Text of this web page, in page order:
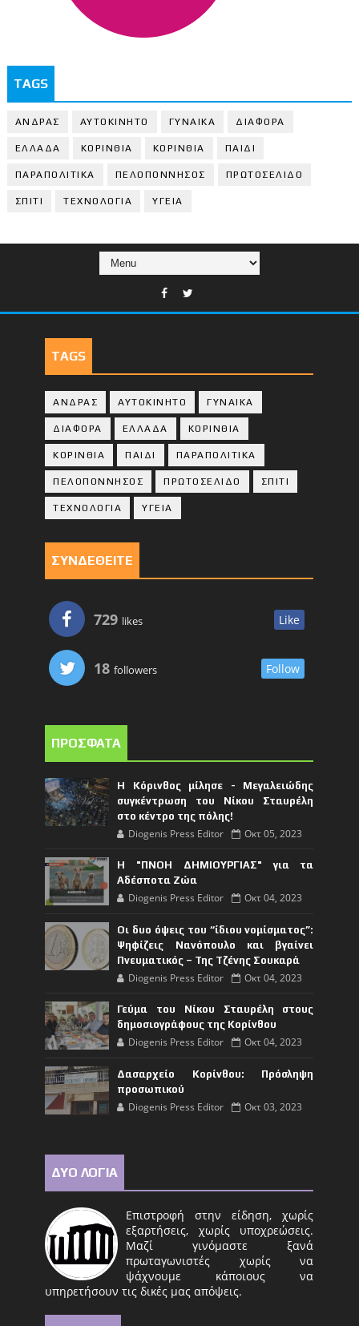
TAGS
ΑΝΔΡΑΣ ΑΥΤΟΚΙΝΗΤΟ ΓΥΝΑΙΚΑ ΔΙΑΦΟΡΑ
ΕΛΛΑΔΑ ΚΟΡΙΝΘΙΑ ΚΟΡΙΝΘΙA ΠΑΙΔΙ
ΠΑΡΑΠΟΛΙΤΙΚΑ ΠΕΛΟΠΟΝΝΗΣΟΣ ΠΡΩΤΟΣΕΛΙΔΟ
ΣΠΙΤΙ ΤΕΧΝΟΛΟΓΙΑ ΥΓΕΙΑ
TAGS
ΑΝΔΡΑΣ ΑΥΤΟΚΙΝΗΤΟ ΓΥΝΑΙΚΑ
ΔΙΑΦΟΡΑ ΕΛΛΑΔΑ ΚΟΡΙΝΘΙΑ
ΚΟΡΙΝΘΙA ΠΑΙΔΙ ΠΑΡΑΠΟΛΙΤΙΚΑ
ΠΕΛΟΠΟΝΝΗΣΟΣ ΠΡΩΤΟΣΕΛΙΔΟ ΣΠΙΤΙ
ΤΕΧΝΟΛΟΓΙΑ ΥΓΕΙΑ
ΣΥΝΔΕΘΕΙΤΕ
729 likes Like
18 followers Follow
ΠΡΟΣΦΑΤΑ
Η Κόρινθος μίλησε - Μεγαλειώδης
συγκέντρωση του Νίκου Σταυρέλη
στο κέντρο της πόλης!
Diogenis Press Editor Οκτ 05, 2023
Η "ΠΝΟΗ ΔΗΜΙΟΥΡΓΙΑΣ" για τα
Αδέσποτα Ζώα
Diogenis Press Editor Οκτ 04, 2023
Οι δυο όψεις του “ίδιου νομίσματος”:
Ψηφίζεις Νανόπουλο και βγαίνει
Πνευματικός – Της Τζένης Σουκαρά
Diogenis Press Editor Οκτ 04, 2023
Γεύμα του Νίκου Σταυρέλη στους
δημοσιογράφους της Κορίνθου
Diogenis Press Editor Οκτ 04, 2023
Δασαρχείο Κορίνθου: Πρόσληψη
προσωπικού
Diogenis Press Editor Οκτ 03, 2023
ΔΥΟ ΛΟΓΙΑ
Επιστροφή στην είδηση, χωρίς
εξαρτήσεις, χωρίς υποχρεώσεις.
Μαζί γινόμαστε ξανά
πρωταγωνιστές χωρίς να
ψάχνουμε κάποιους να
υπηρετήσουν τις δικές μας απόψεις.